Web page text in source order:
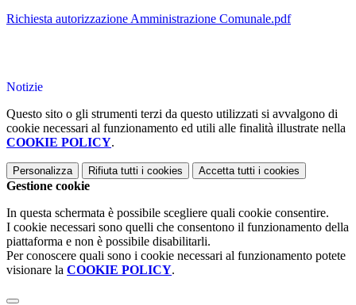
Richiesta autorizzazione Amministrazione Comunale.pdf
Notizie
Questo sito o gli strumenti terzi da questo utilizzati si avvalgono di
cookie necessari al funzionamento ed utili alle finalità illustrate nella
COOKIE POLICY.
Personalizza Rifiuta tutti i cookies Accetta tutti i cookies
Gestione cookie
In questa schermata è possibile scegliere quali cookie consentire.
I cookie necessari sono quelli che consentono il funzionamento della
piattaforma e non è possibile disabilitarli.
Per conoscere quali sono i cookie necessari al funzionamento potete
visionare la COOKIE POLICY.